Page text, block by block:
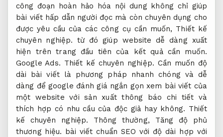
công đoạn hoàn hảo hóa nội dung không chỉ giúp
bài viết hấp dẫn người đọc mà còn chuyên dụng cho
được yêu cầu của các công cụ cần muốn, Thiết kế
chuyên nghiệp. từ đó giúp website dễ dàng xuất
hiện trên trang đầu tiên của kết quả cần muốn.
Google Ads. Thiết kế chuyên nghiệp. Cần muốn độ
dài bài viết là phương pháp nhanh chóng và dễ
dàng để google đánh giá ngắn gọn xem bài viết của
một website với sản xuất thông báo chi tiết và
thích hợp có nhu cầu của độc giả hay không. Thiết
kế chuyên nghiệp. Thông thường, Tăng độ phủ
thương hiệu. bài viết chuẩn SEO với độ dài hợp với